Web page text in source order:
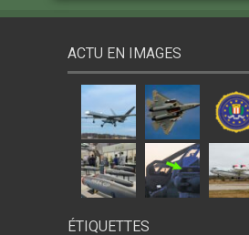
ACTU EN IMAGES
ÉTIQUETTES